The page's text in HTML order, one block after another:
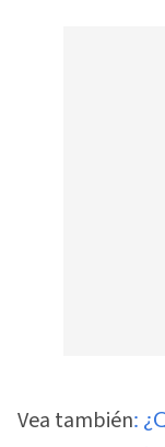
Vea también: